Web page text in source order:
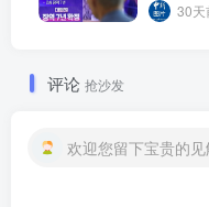
30天
评论 抢沙发
欢迎您留下宝贵的见